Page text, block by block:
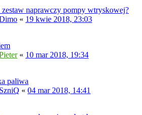
naprawczy pompy wtryskowej?
« 19 kwie 2018, 23:03
« 10 mar 2018, 19:34
paliwa
SzniQ « 04 mar 2018, 14:41